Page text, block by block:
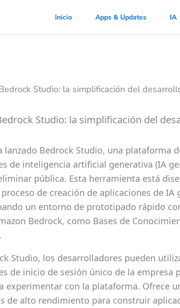
Inicio Apps & Updates IA
Studio: la simplificación del
lanzado Bedrock Studio, una plataforma
de inteligencia artificial generativa (IA
pública. Esta herramienta está
de creación de aplicaciones de IA
un entorno de prototipado rápido
Bedrock, como Bases de
Studio, los desarrolladores pueden
de inicio de sesión único de la empresa
experimentar con la plataforma. Ofrece
de alto rendimiento para construir